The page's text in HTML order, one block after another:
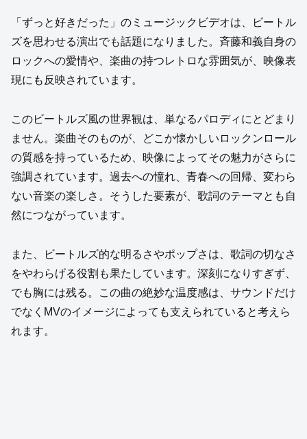
「ずっと好きだった」のミュージックビデオは、ビートル
ズを思わせる演出でも話題になりました。斉藤和義自身の
ロックへの愛情や、楽曲の持つレトロな雰囲気が、映像表
現にも反映されています。
このビートルズ風の世界観は、単なるパロディにとどまり
ません。楽曲そのものが、どこか懐かしいロックンロール
の質感を持っているため、映像によってその魅力がさらに
強調されています。過去への憧れ、青春への回帰、変わら
ない音楽の楽しさ。そうした要素が、歌詞のテーマとも自
然につながっています。
また、ビートルズ的な明るさやポップさは、歌詞の切なさ
をやわらげる役割も果たしています。深刻になりすぎず、
でも胸には残る。この曲の絶妙な温度感は、サウンドだけ
でなくMVのイメージによっても支えられていると考えら
れます。